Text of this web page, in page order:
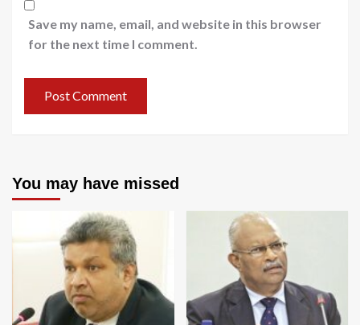
Save my name, email, and website in this browser
for the next time I comment.
You may have missed